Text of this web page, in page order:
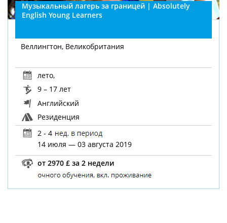
Музыкальный лагерь за границей | Absolutely
English Young Learners
Веллингтон, Великобритания
лето,
9 – 17 лет
Английский
Резиденция
2 - 4
14 июля — 03 августа 2019
от 2970 £ за 2 недели